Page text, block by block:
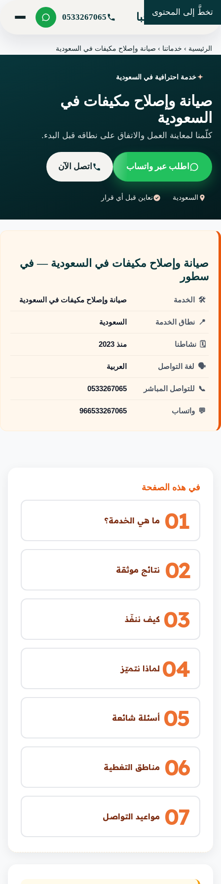
تخطَّ إلى المحتوى
شركة مرحبا 0533267065
الرئيسية › خدماتنا ›صيانة وإصلاح مكيفات في السعودية
خدمة احترافية في السعودية
صيانة وإصلاح مكيفات في
السعودية
كلّمنا لمعاينة العمل والاتفاق على نطاقه قبل البدء.
اطلب عبر واتساب اتصل الآن
السعودية نعاين قبل أي قرار
صيانة وإصلاح مكيفات في السعودية — في
سطور
🛠️ الخدمة صيانة وإصلاح مكيفات في السعودية
📍 نطاق الخدمة السعودية
🗓️ نشاطنا منذ 2023
🗣️ لغة التواصل العربية
📞 للتواصل المباشر 0533267065
💬 واتساب 966533267065
في هذه الصفحة
01 ما هي الخدمة؟
02 نتائج موثقة
03 كيف ننفّذ
04 لماذا نتميّز
05 أسئلة شائعة
06 مناطق التغطية
07 مواعيد التواصل